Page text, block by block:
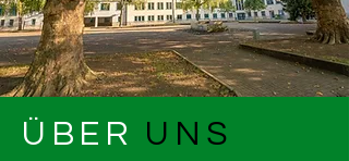
ÜBER UNS